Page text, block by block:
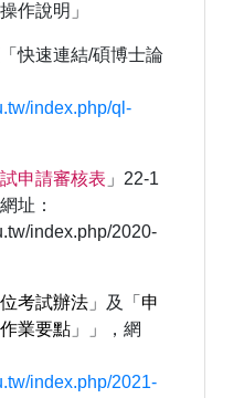
作說明」
快速連結/碩博士論
index.php/ql-
申請審核表 」22-1
址：
index.php/2020-
考試辦法」及「 申
業要點」」，網
index.php/2021-